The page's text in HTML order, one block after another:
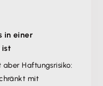
in einer
ist
Haftungsrisiko:
mit